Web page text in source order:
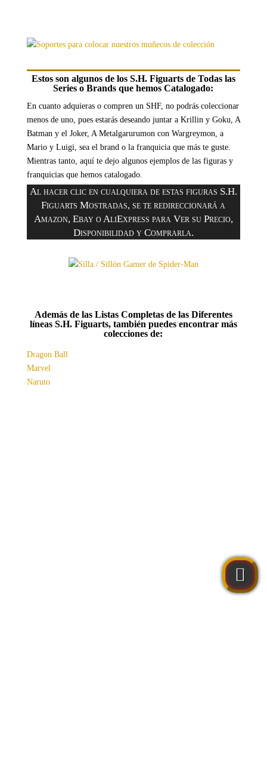
Estos son algunos de los S.H. Figuarts de Todas las
Series o Brands que hemos Catalogado:
En cuanto adquieras o compren un SHF, no podrás coleccionar
menos de uno, pues estarás deseando juntar a Krillin y Goku, A
Batman y el Joker, A Metalgarurumon con Wargreymon, a
Mario y Luigi, sea el brand o la franquicia que más te guste.
Mientras tanto, aquí te dejo algunos ejemplos de las figuras y
franquicias que hemos catalogado.
Al hacer clic en cualquiera de estas figuras S.H.
Figuarts Mostradas, se te redireccionará a
Amazon, Ebay o AliExpress para Ver su Precio,
Disponibilidad y Comprarla.
Además de las Listas Completas de las Diferentes
líneas S.H. Figuarts, también puedes encontrar más
colecciones de:
Dragon Ball
Marvel
Naruto